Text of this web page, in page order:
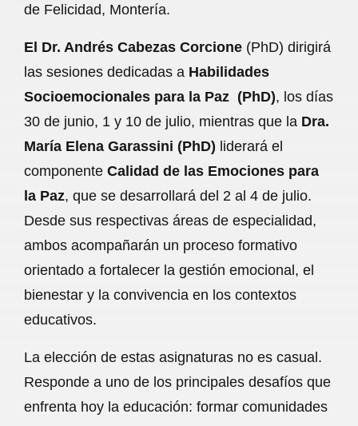
de Felicidad, Montería.
El Dr. Andrés Cabezas Corcione (PhD) dirigirá
las sesiones dedicadas a Habilidades
Socioemocionales para la Paz (PhD), los días
30 de junio, 1 y 10 de julio, mientras que la Dra.
María Elena Garassini (PhD) liderará el
componente Calidad de las Emociones para
la Paz, que se desarrollará del 2 al 4 de julio.
Desde sus respectivas áreas de especialidad,
ambos acompañarán un proceso formativo
orientado a fortalecer la gestión emocional, el
bienestar y la convivencia en los contextos
educativos.
La elección de estas asignaturas no es casual.
Responde a uno de los principales desafíos que
enfrenta hoy la educación: formar comunidades